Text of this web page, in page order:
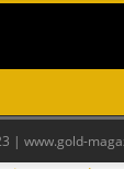
| www.gold-